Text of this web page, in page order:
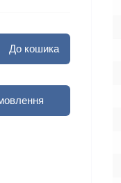
До кошика